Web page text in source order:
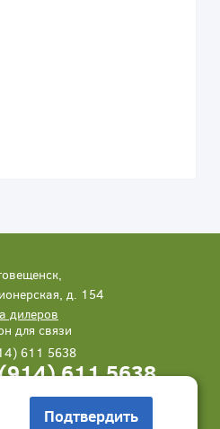
д. 154
дилеров
для связи
611 5638
611 5638
нам Заказать звонок
Подтвердить